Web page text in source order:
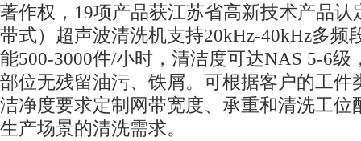
著作权，19项产品获江苏省高新技术产品认
带式）超声波清洗机支持20kHz-40kHz多频
能500-3000件/小时，清洁度可达NAS 5-6级
部位无残留油污、铁屑。可根据客户的工件
洁净度要求定制网带宽度、承重和清洗工位
生产场景的清洗需求。